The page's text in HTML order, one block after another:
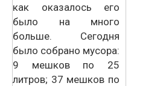
как оказалось его
было на много
больше. Сегодня
было собрано мусора:
9 мешков по 25
литров; 37 мешков по